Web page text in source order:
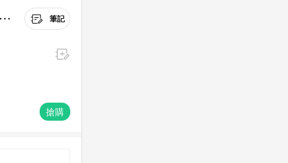
筆記
搶購